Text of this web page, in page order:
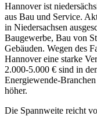
Hannover ist
aus Bau und Service.
in Niedersachsen
Baugewerbe, Bau von
Gebäuden. Wegen des
Hannover eine starke
2.000-5.000 € sind in
Energiewende-
höher.
Die Spannweite reicht